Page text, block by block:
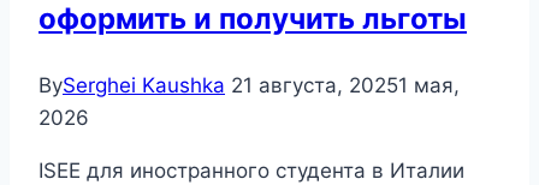
оформить и получить льготы
BySerghei Kaushka 21 августа, 20251 мая,
2026
ISEE для иностранного студента в Италии